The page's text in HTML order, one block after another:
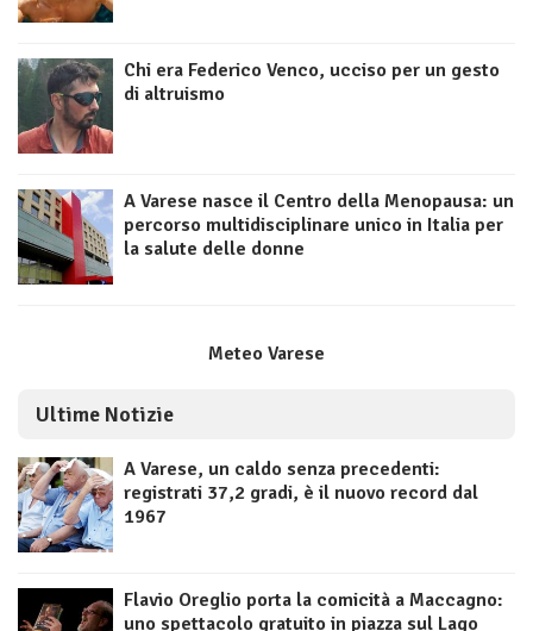
Chi era Federico Venco, ucciso per un gesto
di altruismo
A Varese nasce il Centro della Menopausa: un
percorso multidisciplinare unico in Italia per
la salute delle donne
Meteo Varese
Ultime Notizie
A Varese, un caldo senza precedenti:
registrati 37,2 gradi, è il nuovo record dal
1967
Flavio Oreglio porta la comicità a Maccagno:
uno spettacolo gratuito in piazza sul Lago